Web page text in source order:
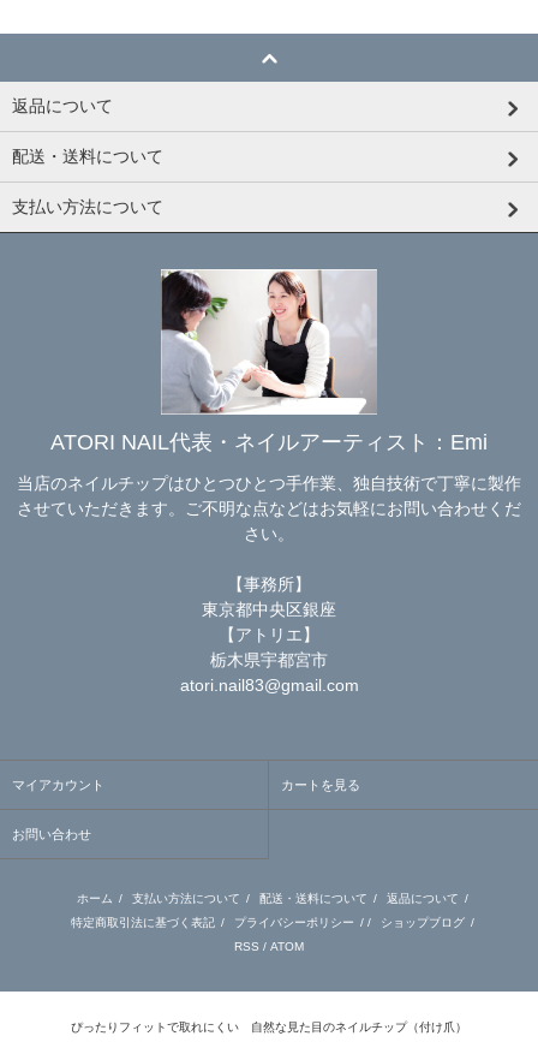
返品について
配送・送料について
支払い方法について
ATORI NAIL代表・ネイルアーティスト：Emi
当店のネイルチップはひとつひとつ手作業、独自技術で丁寧に製作
させていただきます。ご不明な点などはお気軽にお問い合わせくだ
さい。
【事務所】
東京都中央区銀座
【アトリエ】
栃木県宇都宮市
atori.nail83@gmail.com
マイアカウント カートを見る
お問い合わせ
ホーム / 支払い方法について / 配送・送料について / 返品について /
特定商取引法に基づく表記 / プライバシーポリシー / / ショップブログ /
RSS / ATOM
ぴったりフィットで取れにくい 自然な見た目のネイルチップ（付け爪）